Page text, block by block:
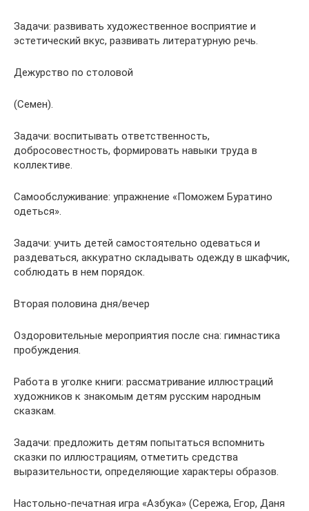
Задачи: развивать художественное восприятие и
эстетический вкус, развивать литературную речь.
Дежурство по столовой
(Семен).
Задачи: воспитывать ответственность,
добросовестность, формировать навыки труда в
коллективе.
Самообслуживание: упражнение «Поможем Буратино
одеться».
Задачи: учить детей самостоятельно одеваться и
раздеваться, аккуратно складывать одежду в шкафчик,
соблюдать в нем порядок.
Вторая половина дня/вечер
Оздоровительные мероприятия после сна: гимнастика
пробуждения.
Работа в уголке книги: рассматривание иллюстраций
художников к знакомым детям русским народным
сказкам.
Задачи: предложить детям попытаться вспомнить
сказки по иллюстрациям, отметить средства
выразительности, определяющие характеры образов.
Настольно-печатная игра «Азбука» (Сережа, Егор, Даня